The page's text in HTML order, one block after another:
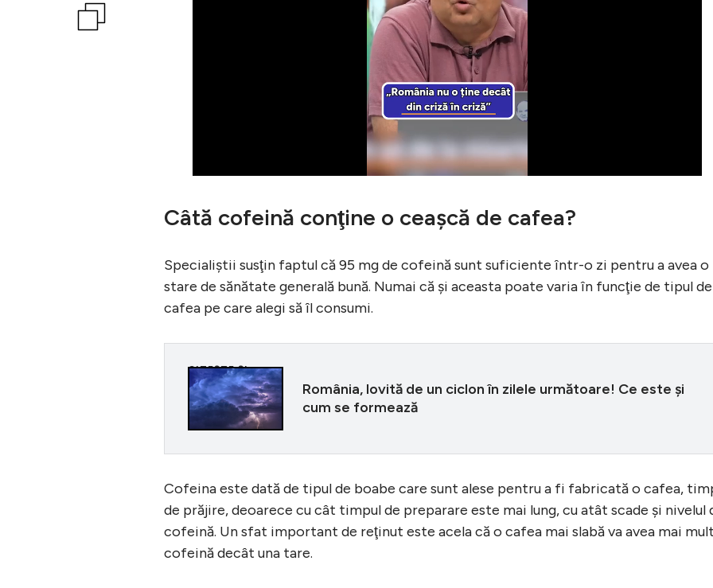
Câtă cofeină conţine o ceaşcă de cafea?
Specialiştii susţin faptul că 95 mg de cofeină sunt suficiente într-o zi pentru a avea o
stare de sănătate generală bună. Numai că şi aceasta poate varia în funcţie de tipul de
cafea pe care alegi să îl consumi.
CITEȘTE ȘI
România, lovită de un ciclon în zilele următoare! Ce este şi
cum se formează
Cofeina este dată de tipul de boabe care sunt alese pentru a fi fabricată o cafea,
de prăjire, deoarece cu cât timpul de preparare este mai lung, cu atât scade şi nivelul
cofeină. Un sfat important de reţinut este acela că o cafea mai slabă va avea mai
cofeină decât una tare.